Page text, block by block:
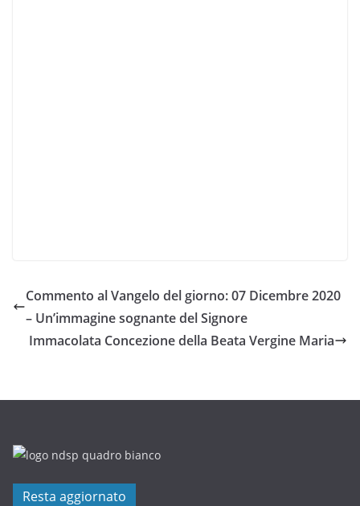
Commento al Vangelo del giorno: 07 Dicembre 2020
– Un’immagine sognante del Signore
Immacolata Concezione della Beata Vergine Maria
Resta aggiornato